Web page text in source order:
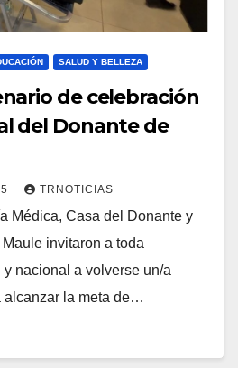
SALUD Y BELLEZA
de celebración
del Donante de
TRNOTICIAS
Médica, Casa del Donante y
invitaron a toda
nacional a volverse un/a
alcanzar la meta de…